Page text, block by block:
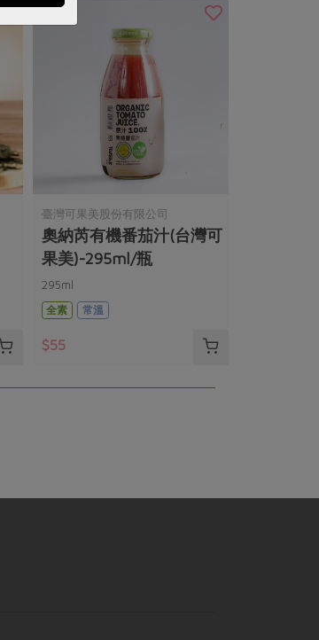
臺灣可果美股份有限公司
奧納芮有機番茄汁(台灣可
果美)-295ml/瓶
295ml
全素
常溫
$55